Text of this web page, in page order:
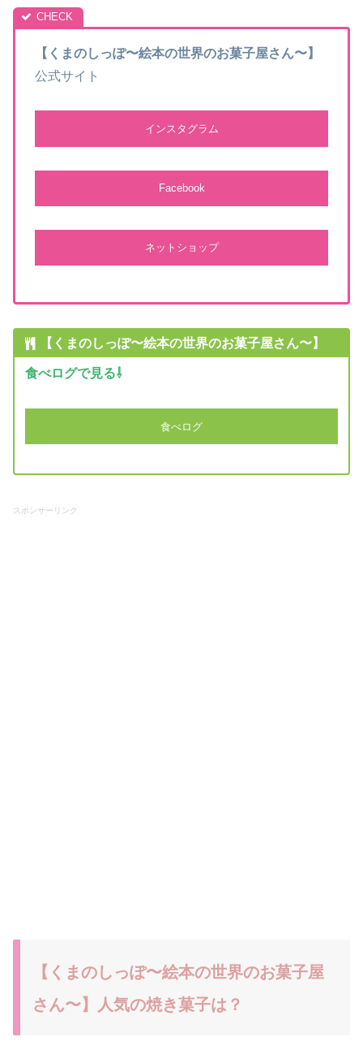
【くまのしっぽ〜絵本の世界のお菓子屋さん〜】
公式サイト
インスタグラム
Facebook
ネットショップ
【くまのしっぽ〜絵本の世界のお菓子屋さん〜】
食べログで見る⇩
食べログ
スポンサーリンク
【くまのしっぽ〜絵本の世界のお菓子屋
さん〜】人気の焼き菓子は？